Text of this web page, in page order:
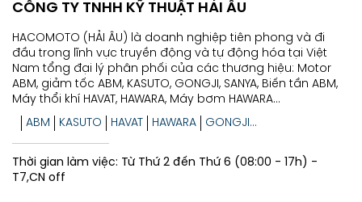
CÔNG TY TNHH KỸ THUẬT HẢI ÂU
HACOMOTO (HẢI ÂU) là doanh nghiệp tiên phong và đi
đầu trong lĩnh vực truyền động và tự động hóa tại Việt
Nam tổng đại lý phân phối của các thương hiệu: Motor
ABM, giảm tốc ABM, KASUTO, GONGJI, SANYA, Biến tần ABM,
Máy thổi khí HAVAT, HAWARA, Máy bơm HAWARA...
ABM
KASUTO HAVAT HAWARA GONGJI...
Thời gian làm việc: Từ Thứ 2 đến Thứ 6 (08:00 - 17h) -
T7,CN off